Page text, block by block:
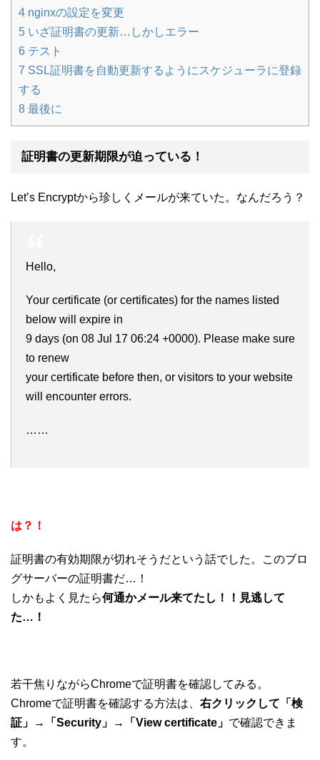
4 nginxの設定を変更
5 いざ証明書の更新…しかしエラー
6 テスト
7 SSL証明書を自動更新するようにスケジューラに登録
する
8 最後に
証明書の更新期限が迫っている！
Let’s Encryptから珍しくメールが来ていた。なんだろう？
Hello,
Your certificate (or certificates) for the names listed
below will expire in
9 days (on 08 Jul 17 06:24 +0000). Please make sure
to renew
your certificate before then, or visitors to your website
will encounter errors.
……
は？！
証明書の有効期限が切れそうだという話でした。このブロ
グサーバーの証明書だ…！
しかもよく見たら何通かメール来てたし！！見逃して
た…！
若干焦りながらChromeで証明書を確認してみる。
Chromeで証明書を確認する方法は、 右クリックして「検
証」→「Security」→「View certificate」 で確認できま
す。